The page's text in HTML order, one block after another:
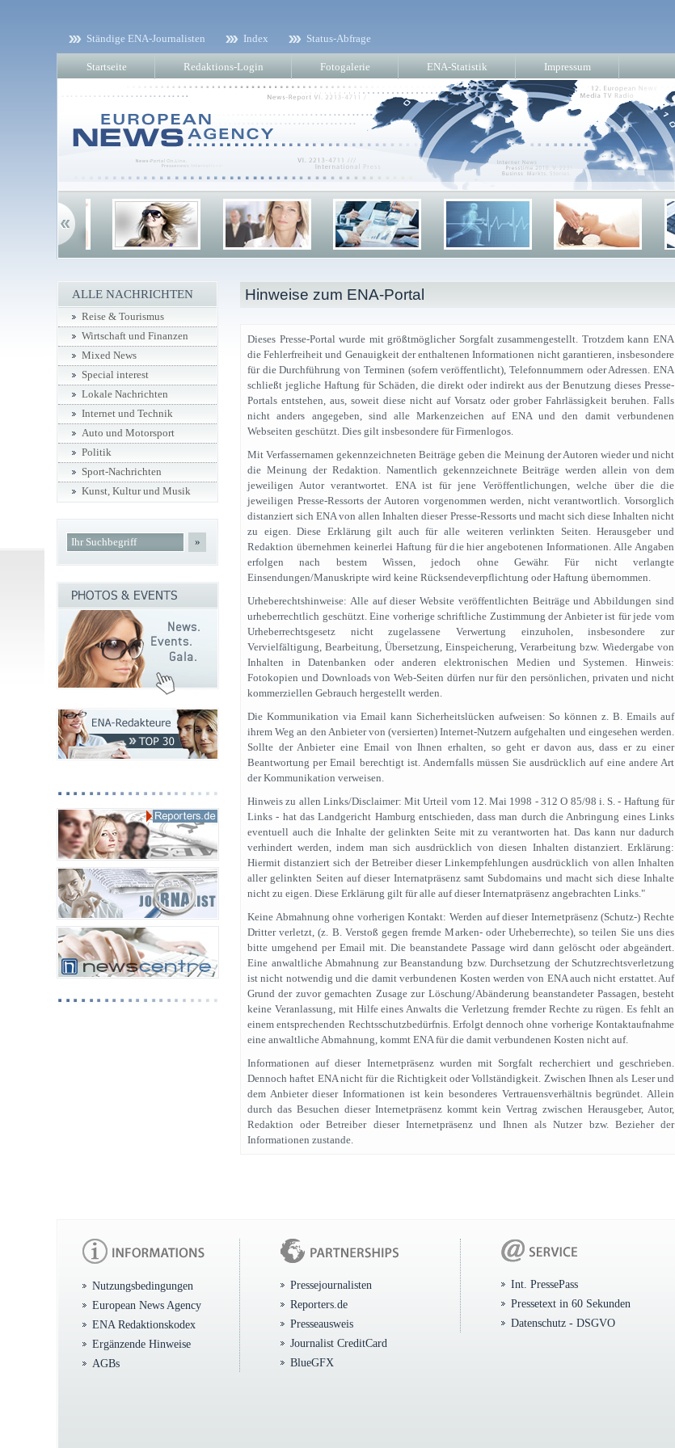
Ständige ENA-Journalisten Index Status-Abfrage
Startseite Redaktions-Login Fotogalerie ENA-Statistik Impressum
Hinweise zum ENA-Portal
Dieses Presse-Portal wurde mit größtmöglicher Sorgfalt zusammengestellt. Trotzdem kann ENA
die Fehlerfreiheit und Genauigkeit der enthaltenen Informationen nicht garantieren, insbesondere
für die Durchführung von Terminen (sofern veröffentlicht), Telefonnummern oder Adressen. ENA
schließt jegliche Haftung für Schäden, die direkt oder indirekt aus der Benutzung dieses Presse-
Portals entstehen, aus, soweit diese nicht auf Vorsatz oder grober Fahrlässigkeit beruhen. Falls
nicht anders angegeben, sind alle Markenzeichen auf ENA und den damit verbundenen
Webseiten geschützt. Dies gilt insbesondere für Firmenlogos.
Mit Verfassernamen gekennzeichneten Beiträge geben die Meinung der Autoren wieder und nicht
die Meinung der Redaktion. Namentlich gekennzeichnete Beiträge werden allein von dem
jeweiligen Autor verantwortet. ENA ist für jene Veröffentlichungen, welche über die die
jeweiligen Presse-Ressorts der Autoren vorgenommen werden, nicht verantwortlich. Vorsorglich
distanziert sich ENA von allen Inhalten dieser Presse-Ressorts und macht sich diese Inhalten nicht
zu eigen. Diese Erklärung gilt auch für alle weiteren verlinkten Seiten. Herausgeber und
Redaktion übernehmen keinerlei Haftung für die hier angebotenen Informationen. Alle Angaben
erfolgen nach bestem Wissen, jedoch ohne Gewähr. Für nicht verlangte
Einsendungen/Manuskripte wird keine Rücksendeverpflichtung oder Haftung übernommen.
Urheberechtshinweise: Alle auf dieser Website veröffentlichten Beiträge und Abbildungen sind
urheberrechtlich geschützt. Eine vorherige schriftliche Zustimmung der Anbieter ist für jede vom
Urheberrechtsgesetz nicht zugelassene Verwertung einzuholen, insbesondere zur
Vervielfältigung, Bearbeitung, Übersetzung, Einspeicherung, Verarbeitung bzw. Wiedergabe von
Inhalten in Datenbanken oder anderen elektronischen Medien und Systemen. Hinweis:
Fotokopien und Downloads von Web-Seiten dürfen nur für den persönlichen, privaten und nicht
kommerziellen Gebrauch hergestellt werden.
Die Kommunikation via Email kann Sicherheitslücken aufweisen: So können z. B. Emails auf
ihrem Weg an den Anbieter von (versierten) Internet-Nutzern aufgehalten und eingesehen werden.
Sollte der Anbieter eine Email von Ihnen erhalten, so geht er davon aus, dass er zu einer
Beantwortung per Email berechtigt ist. Andernfalls müssen Sie ausdrücklich auf eine andere Art
der Kommunikation verweisen.
Hinweis zu allen Links/Disclaimer: Mit Urteil vom 12. Mai 1998 - 312 O 85/98 i. S. - Haftung für
Links - hat das Landgericht Hamburg entschieden, dass man durch die Anbringung eines Links
eventuell auch die Inhalte der gelinkten Seite mit zu verantworten hat. Das kann nur dadurch
verhindert werden, indem man sich ausdrücklich von diesen Inhalten distanziert. Erklärung:
Hiermit distanziert sich der Betreiber dieser Linkempfehlungen ausdrücklich von allen Inhalten
aller gelinkten Seiten auf dieser Internatpräsenz samt Subdomains und macht sich diese Inhalte
nicht zu eigen. Diese Erklärung gilt für alle auf dieser Internatpräsenz angebrachten Links."
Keine Abmahnung ohne vorherigen Kontakt: Werden auf dieser Internetpräsenz (Schutz-) Rechte
Dritter verletzt, (z. B. Verstoß gegen fremde Marken- oder Urheberrechte), so teilen Sie uns dies
bitte umgehend per Email mit. Die beanstandete Passage wird dann gelöscht oder abgeändert.
Eine anwaltliche Abmahnung zur Beanstandung bzw. Durchsetzung der Schutzrechtsverletzung
ist nicht notwendig und die damit verbundenen Kosten werden von ENA auch nicht erstattet. Auf
Grund der zuvor gemachten Zusage zur Löschung/Abänderung beanstandeter Passagen, besteht
keine Veranlassung, mit Hilfe eines Anwalts die Verletzung fremder Rechte zu rügen. Es fehlt an
einem entsprechenden Rechtsschutzbedürfnis. Erfolgt dennoch ohne vorherige Kontaktaufnahme
eine anwaltliche Abmahnung, kommt ENA für die damit verbundenen Kosten nicht auf.
Informationen auf dieser Internetpräsenz wurden mit Sorgfalt recherchiert und geschrieben.
Dennoch haftet ENA nicht für die Richtigkeit oder Vollständigkeit. Zwischen Ihnen als Leser und
dem Anbieter dieser Informationen ist kein besonderes Vertrauensverhältnis begründet. Allein
durch das Besuchen dieser Internetpräsenz kommt kein Vertrag zwischen Herausgeber, Autor,
Redaktion oder Betreiber dieser Internetpräsenz und Ihnen als Nutzer bzw. Bezieher der
Informationen zustande.
ALLE NACHRICHTEN
Reise & Tourismus
Wirtschaft und Finanzen
Mixed News
Special interest
Lokale Nachrichten
Internet und Technik
Auto und Motorsport
Politik
Sport-Nachrichten
Kunst, Kultur und Musik
»
Nutzungsbedingungen
European News Agency
ENA Redaktionskodex
Ergänzende Hinweise
AGBs
Pressejournalisten
Reporters.de
Presseausweis
Journalist CreditCard
BlueGFX
Int. PressePass
Pressetext in 60 Sekunden
Datenschutz - DSGVO